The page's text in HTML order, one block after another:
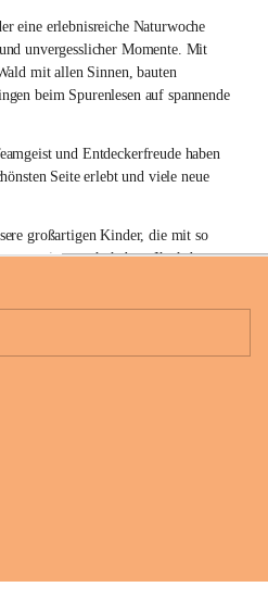
eine erlebnisreiche Naturwoche
unvergesslicher Momente. Mit
mit allen Sinnen, bauten
beim Spurenlesen auf spannende
und Entdeckerfreude haben
Seite erlebt und viele neue
großartigen Kinder, die mit so
mitgemacht haben. Ihr habt